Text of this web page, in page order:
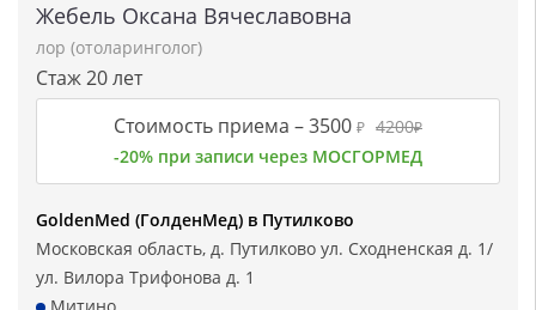
Жебель Оксана Вячеславовна
лор (отоларинголог)
Стаж 20 лет
Стоимость приема –3500 ₽ 4200₽
-20% при записи через МОСГОРМЕД
GoldenMed (ГолденМед) в Путилково
Московская область, д. Путилково ул. Сходненская д. 1/
ул. Вилора Трифонова д. 1